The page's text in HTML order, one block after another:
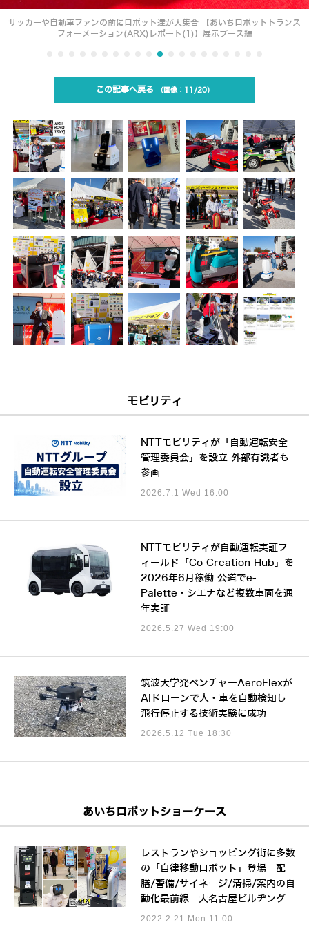
サッカーや自動車ファンの前にロボット達が大集合 【あいちロボットトランス
フォーメーション(ARX)レポート(1)】展示ブース編
この記事へ戻る 11/20
モビリティ
NTTモビリティが「自動運転安全
管理委員会」を設立 外部有識者も
参画
2026.7.1 Wed 16:00
NTTモビリティが自動運転実証フ
ィールド「Co-Creation Hub」を
2026年6月稼働 公道でe-
Palette・シエナなど複数車両を通
年実証
2026.5.27 Wed 19:00
筑波大学発ベンチャーAeroFlexが
AIドローンで人・車を自動検知し
飛行停止する技術実験に成功
2026.5.12 Tue 18:30
あいちロボットショーケース
レストランやショッピング街に多数
の「自律移動ロボット」登場 配
膳/警備/サイネージ/清掃/案内の自
動化最前線 大名古屋ビルヂング
2022.2.21 Mon 11:00